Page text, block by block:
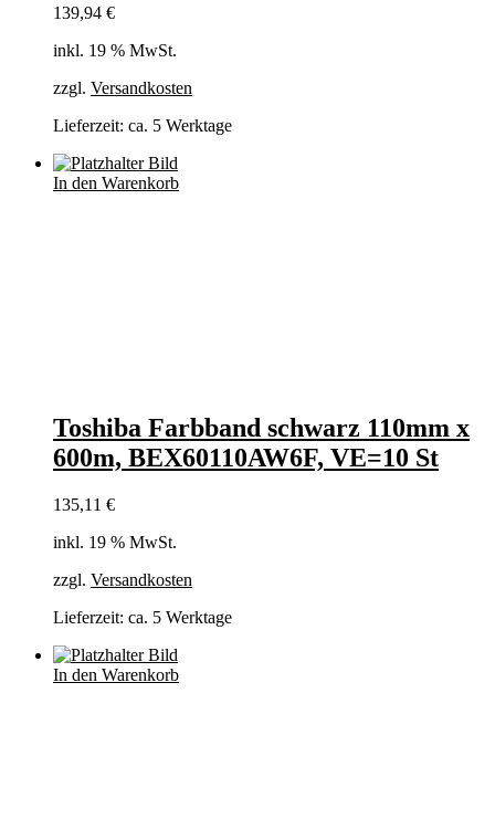
139,94 €
inkl. 19 % MwSt.
zzgl. Versandkosten
Lieferzeit: ca. 5 Werktage
In den Warenkorb
Toshiba Farbband schwarz 110mm x
600m, BEX60110AW6F, VE=10 St
135,11 €
inkl. 19 % MwSt.
zzgl. Versandkosten
Lieferzeit: ca. 5 Werktage
In den Warenkorb